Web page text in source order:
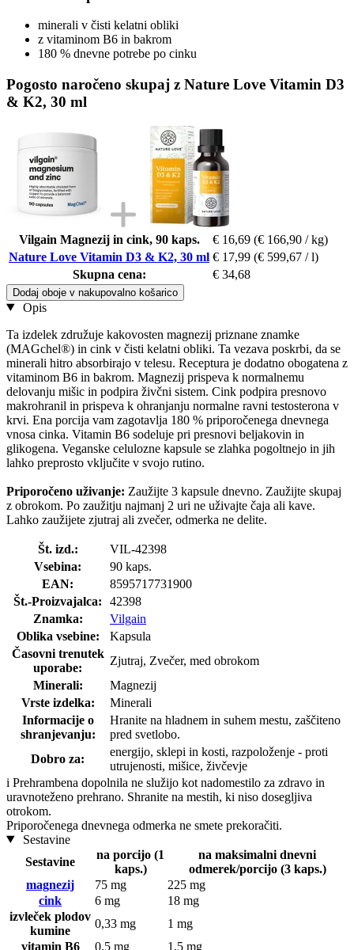
minerali v čisti kelatni obliki
z vitaminom B6 in bakrom
180 % dnevne potrebe po cinku
Pogosto naročeno skupaj z Nature Love Vitamin D3
& K2, 30 ml
Vilgain Magnezij in cink, 90 kaps. € 16,69 (€ 166,90 / kg)
Nature Love Vitamin D3 & K2, 30 ml € 17,99 (€ 599,67 / l)
Skupna cena:
€ 34,68
Dodaj oboje v nakupovalno košarico
Opis
Ta izdelek združuje kakovosten magnezij priznane znamke
(MAGchel®) in cink v čisti kelatni obliki. Ta vezava poskrbi, da se
minerali hitro absorbirajo v telesu. Receptura je dodatno obogatena z
vitaminom B6 in bakrom. Magnezij prispeva k normalnemu
delovanju mišic in podpira živčni sistem. Cink podpira presnovo
makrohranil in prispeva k ohranjanju normalne ravni testosterona v
krvi. Ena porcija vam zagotavlja 180 % priporočenega dnevnega
vnosa cinka. Vitamin B6 sodeluje pri presnovi beljakovin in
glikogena. Veganske celulozne kapsule se zlahka pogoltnejo in jih
lahko preprosto vključite v svojo rutino.
Priporočeno uživanje: Zaužijte 3 kapsule dnevno. Zaužijte skupaj
z obrokom. Po zaužitju najmanj 2 uri ne uživajte čaja ali kave.
Lahko zaužijete zjutraj ali zvečer, odmerka ne delite.
Št. izd.:
VIL-42398
Vsebina:
90 kaps.
EAN:
8595717731900
Št.-Proizvajalca:
42398
Znamka:
Vilgain
Oblika vsebine:
Kapsula
Časovni trenutek
uporabe:
Zjutraj, Zvečer, med obrokom
Minerali:
Magnezij
Vrste izdelka:
Minerali
Informacije o
shranjevanju:
Hranite na hladnem in suhem mestu, zaščiteno
pred svetlobo.
Dobro za:
energijo, sklepi in kosti, razpoloženje - proti
utrujenosti, mišice, živčevje
i Prehrambena dopolnila ne služijo kot nadomestilo za zdravo in
uravnoteženo prehrano. Shranite na mestih, ki niso dosegljiva
otrokom.
Priporočenega dnevnega odmerka ne smete prekoračiti.
Sestavine
Sestavine
na porcijo (1
kaps.)
na maksimalni dnevni
odmerek/porcijo (3 kaps.)
magnezij
75 mg
225 mg
cink
6 mg
18 mg
izvleček plodov
kumine
0,33 mg
1 mg
vitamin B6
0,5 mg 1,5 mg